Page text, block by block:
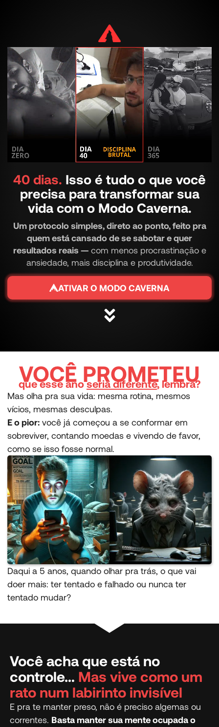
40 dias. Isso é tudo o que você
precisa para transformar sua
vida com o Modo Caverna.
Um protocolo simples, direto ao ponto, feito pra
quem está cansado de se sabotar e quer
resultados reais — com menos procrastinação e
ansiedade, mais disciplina e produtividade.
ATIVAR O MODO CAVERNA
VOCÊ PROMETEU
que esse anoseria diferente, lembra?
Mas olha pra sua vida: mesma rotina, mesmos
vícios, mesmas desculpas.
E o pior: você já começou a se conformar em
sobreviver, contando moedas e vivendo de favor,
como se isso fosse normal.
Daqui a 5 anos, quando olhar pra trás, o que vai
doer mais: ter tentado e falhado ou nunca ter
tentado mudar?
Você acha que está no
controle… Mas vive como um
rato num labirinto invisível
E pra te manter preso, não é preciso algemas ou
correntes. Basta manter sua mente ocupada o